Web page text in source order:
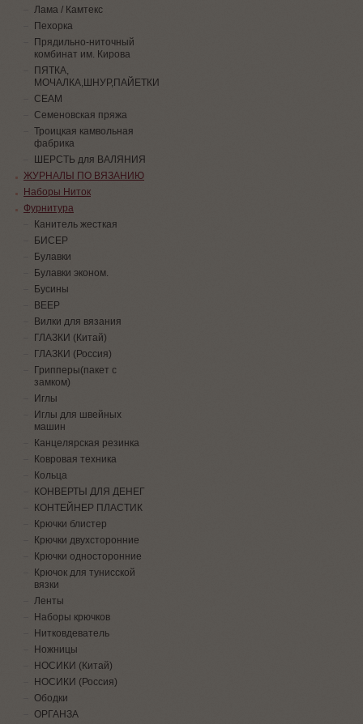
Лама / Камтекс
Пехорка
Прядильно-ниточный
комбинат им. Кирова
ПЯТКА,
МОЧАЛКА,ШНУР,ПАЙЕТКИ
СЕАМ
Семеновская пряжа
Троицкая камвольная
фабрика
ШЕРСТЬ для ВАЛЯНИЯ
ЖУРНАЛЫ ПО ВЯЗАНИЮ
Наборы Ниток
Фурнитура
Канитель жесткая
БИСЕР
Булавки
Булавки эконом.
Бусины
ВЕЕР
Вилки для вязания
ГЛАЗКИ (Китай)
ГЛАЗКИ (Россия)
Грипперы(пакет с
замком)
Иглы
Иглы для швейных
машин
Канцелярская резинка
Ковровая техника
Кольца
КОНВЕРТЫ ДЛЯ ДЕНЕГ
КОНТЕЙНЕР ПЛАСТИК
Крючки блистер
Крючки двухсторонние
Крючки односторонние
Крючок для тунисской
вязки
Ленты
Наборы крючков
Нитковдеватель
Ножницы
НОСИКИ (Китай)
НОСИКИ (Россия)
Ободки
ОРГАНЗА